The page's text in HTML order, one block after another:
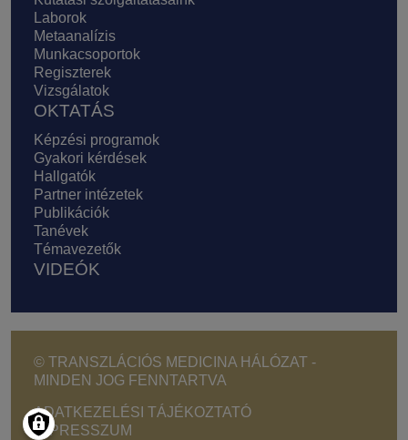
Laborok
Metaanalízis
Munkacsoportok
Regiszterek
Vizsgálatok
OKTATÁS
Képzési programok
Gyakori kérdések
Hallgatók
Partner intézetek
Publikációk
Tanévek
Témavezetők
VIDEÓK
© TRANSZLÁCIÓS MEDICINA HÁLÓZAT -
MINDEN JOG FENNTARTVA
Footer - Copyright menu
ADATKEZELÉSI TÁJÉKOZTATÓ
IMPRESSZUM